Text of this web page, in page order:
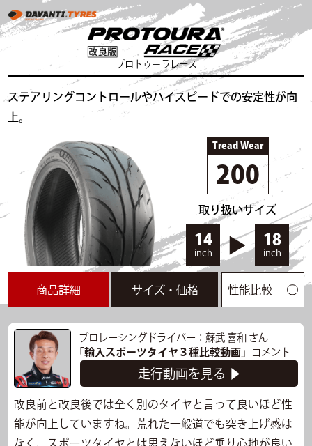
じ、徐々にアンダーステア傾向が強くなった。ただ滑り
出しのわかりやすさや、滑った時のコントロール性はか
なり高いので、速度域の高いドリフトを楽しみたい人に
はピッタリ。
走行データ
11:10～
84.496km/h
タイムリザルト一覧
▲閉じる
プロトゥ－ラレース
ステアリングコントロールやハイスピードでの安定性が向
上。
Tread Wear
200
取り扱いサイズ
14
inch
18
inch
商品詳細 サイズ・価格 性能比較
プロレーシングドライバー：蘇武 喜和 さん
「輸入スポーツタイヤ３種比較動画」
コメント
走行動画を見る ▶
改良前と改良後では全く別のタイヤと言って良いほど性
能が向上していますね。荒れた一般道でも突き上げ感は
なく、スポーツタイヤとは思えないほど乗り心地が良い